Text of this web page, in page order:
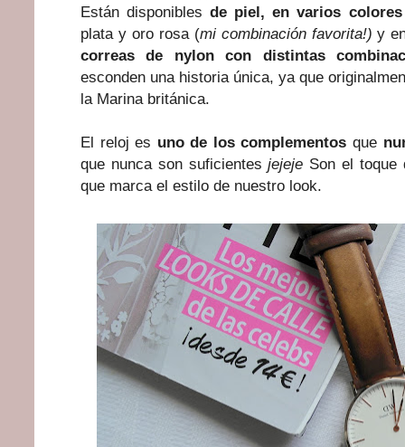
Están disponiblesde piel, en varios
plata y oro rosa (mi combinación favorita!) y
correas de nylon con distintas
esconden una historia única, ya que
la Marina británica.
El reloj es uno de los complementos que
que nunca son suficientesjejeje Son el toque
que marca el estilo de nuestro look.